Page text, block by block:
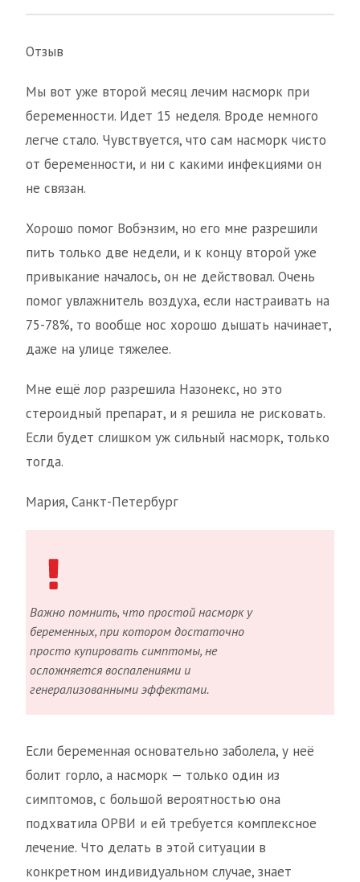
Отзыв
Мы вот уже второй месяц лечим насморк при
беременности. Идет 15 неделя. Вроде немного
легче стало. Чувствуется, что сам насморк чисто
от беременности, и ни с какими инфекциями он
не связан.
Хорошо помог Вобэнзим, но его мне разрешили
пить только две недели, и к концу второй уже
привыкание началось, он не действовал. Очень
помог увлажнитель воздуха, если настраивать на
75-78%, то вообще нос хорошо дышать начинает,
даже на улице тяжелее.
Мне ещё лор разрешила Назонекс, но это
стероидный препарат, и я решила не рисковать.
Если будет слишком уж сильный насморк, только
тогда.
Мария, Санкт-Петербург
Важно помнить, что простой насморк у
беременных, при котором достаточно
просто купировать симптомы, не
осложняется воспалениями и
генерализованными эффектами.
Если беременная основательно заболела, у неё
болит горло, а насморк — только один из
симптомов, с большой вероятностью она
подхватила ОРВИ и ей требуется комплексное
лечение. Что делать в этой ситуации в
конкретном индивидуальном случае, знает